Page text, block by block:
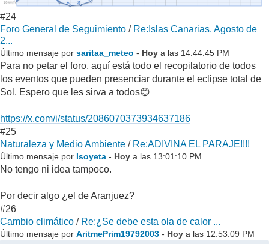
#24
Foro General de Seguimiento / Re:Islas Canarias. Agosto de
2...
Último mensaje por saritaa_meteo - Hoy a las 14:44:45 PM
Para no petar el foro, aquí está todo el recopilatorio de todos
los eventos que pueden presenciar durante el eclipse total de
Sol. Espero que les sirva a todos😊
https://x.com/i/status/2086070373934637186
#25
Naturaleza y Medio Ambiente / Re:ADIVINA EL PARAJE!!!!
Último mensaje por Isoyeta - Hoy a las 13:01:10 PM
No tengo ni idea tampoco.
Por decir algo ¿el de Aranjuez?
#26
Cambio climático / Re:¿Se debe esta ola de calor ...
Último mensaje por AritmePrim19792003 - Hoy a las 12:53:09 PM